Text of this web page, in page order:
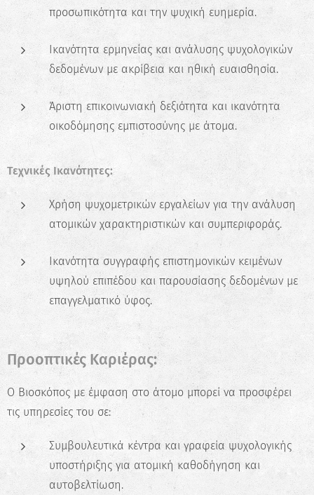
προσωπικότητα και την ψυχική ευημερία.
Ικανότητα ερμηνείας και ανάλυσης ψυχολογικών
δεδομένων με ακρίβεια και ηθική ευαισθησία.
Άριστη επικοινωνιακή δεξιότητα και ικανότητα
οικοδόμησης εμπιστοσύνης με άτομα.
Τεχνικές Ικανότητες:
Χρήση ψυχομετρικών εργαλείων για την ανάλυση
ατομικών χαρακτηριστικών και συμπεριφοράς.
Ικανότητα συγγραφής επιστημονικών κειμένων
υψηλού επιπέδου και παρουσίασης δεδομένων με
επαγγελματικό ύφος.
Προοπτικές Καριέρας:
Ο Βιοσκόπος με έμφαση στο άτομο μπορεί να προσφέρει
τις υπηρεσίες του σε:
Συμβουλευτικά κέντρα και γραφεία ψυχολογικής
υποστήριξης για ατομική καθοδήγηση και
αυτοβελτίωση.